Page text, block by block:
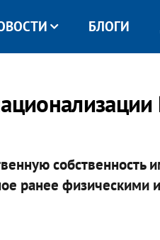
БЛОГИ
собственность
ранее физическими и